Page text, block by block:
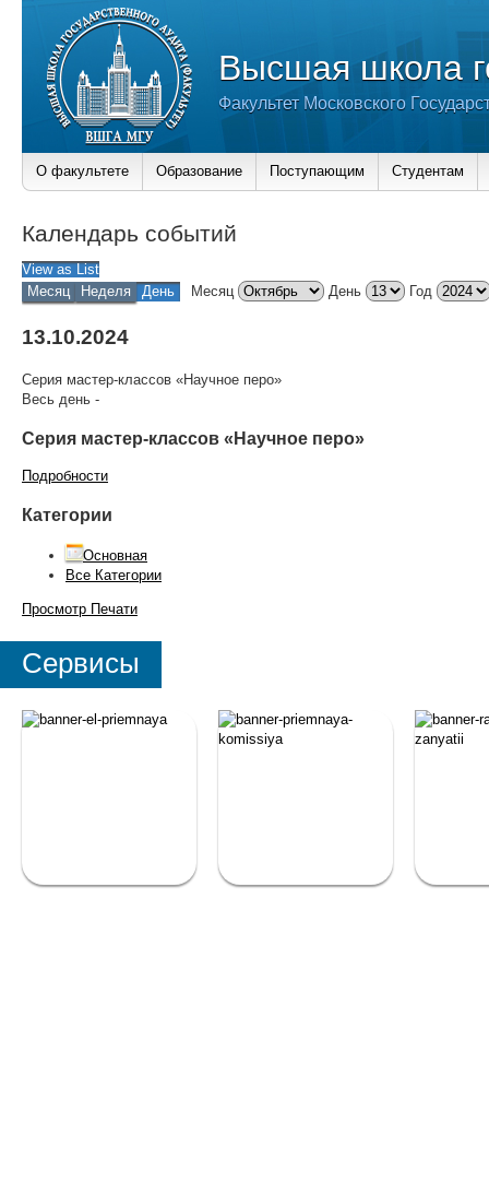
Высшая школа
Факультет Московского
О факультете Образование Поступающим Студентам
Календарь событий
View asList
Месяц
Неделя День Месяц День Год
13.10.2024
Серия мастер-классов «Научное перо»
Весь день -
Серия мастер-классов «Научное перо»
Подробности
Категории
Основная
Все Категории
Просмотр Печати
Сервисы